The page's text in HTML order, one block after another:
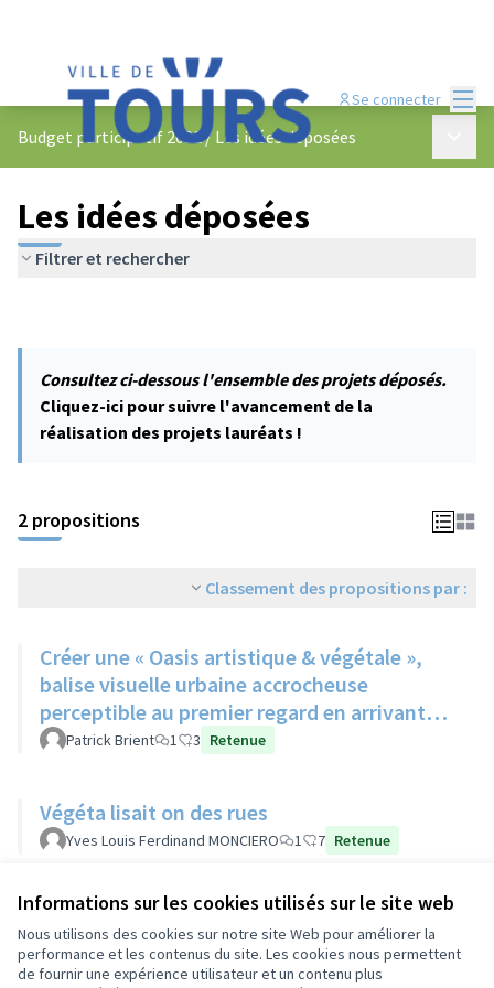
Informations sur les cookies utilisés sur le site web
Nous utilisons des cookies sur notre site Web pour améliorer la
performance et les contenus du site. Les cookies nous permettent
de fournir une expérience utilisateur et un contenu plus
Se connecter
Budget participatif 2022/ Les idées déposées
Les idées déposées
Filtrer et rechercher
Consultez ci-dessous l'ensemble des projets déposés.
Cliquez-ici pour suivre l'avancement de la
réalisation des projets lauréats !
2 propositions
Classement des propositions par :
Créer une « Oasis artistique & végétale »,
balise visuelle urbaine accrocheuse
perceptible au premier regard en arrivant
sur la place PaulBert.
Patrick Brient 1 3 Retenue
Végéta lisait on des rues
Yves Louis Ferdinand MONCIERO 1 7 Retenue
Voir toutes les propositions retirées